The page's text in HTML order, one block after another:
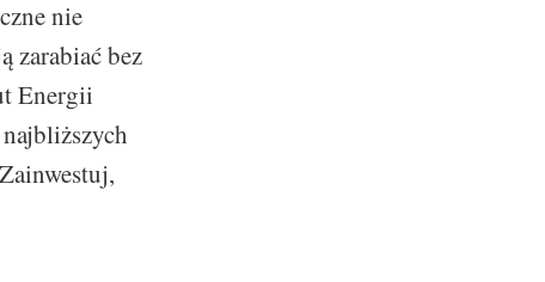
nie
zarabiać bez
Energii